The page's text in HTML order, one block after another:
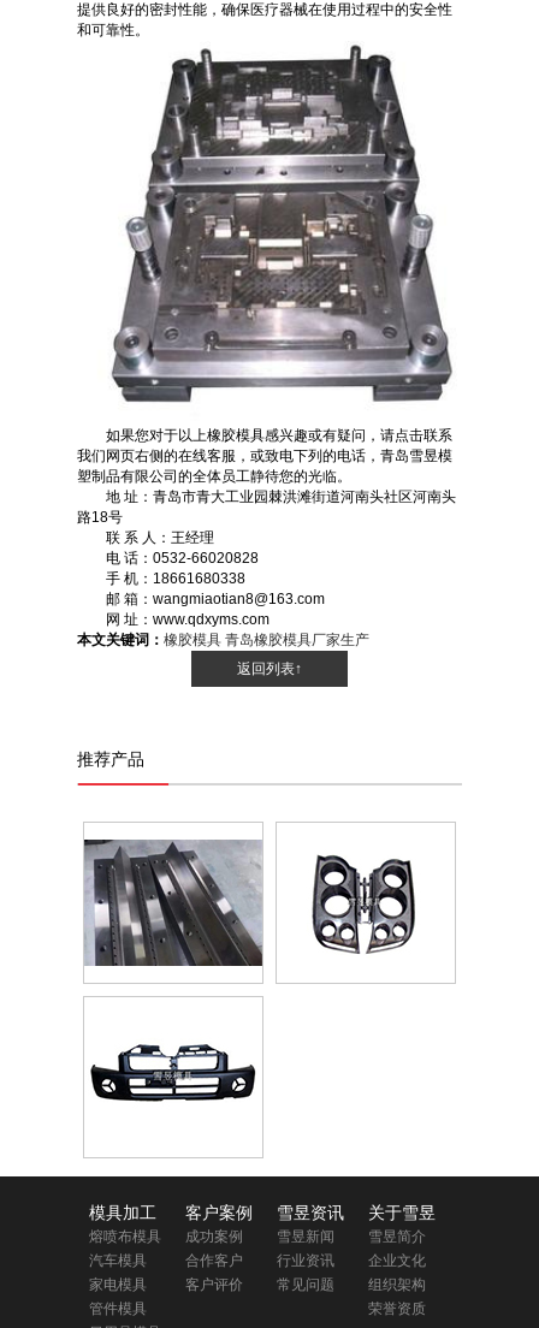
提供良好的密封性能，确保医疗器械在使用过程中的安全性
和可靠性。
如果您对于以上橡胶模具感兴趣或有疑问，请点击联系
我们网页右侧的在线客服，或致电下列的电话，青岛雪昱模
塑制品有限公司的全体员工静待您的光临。
地 址：青岛市青大工业园棘洪滩街道河南头社区河南头
路18号
联 系 人：王经理
电 话：0532-66020828
手 机：18661680338
邮 箱：wangmiaotian8@163.com
网 址：www.qdxyms.com
本文关键词： 橡胶模具 青岛橡胶模具厂家生产
返回列表↑
推荐产品
模具加工
熔喷布模具
汽车模具
家电模具
管件模具
客户案例
成功案例
合作客户
客户评价
雪昱资讯
雪昱新闻
行业资讯
常见问题
关于雪昱
雪昱简介
企业文化
组织架构
荣誉资质